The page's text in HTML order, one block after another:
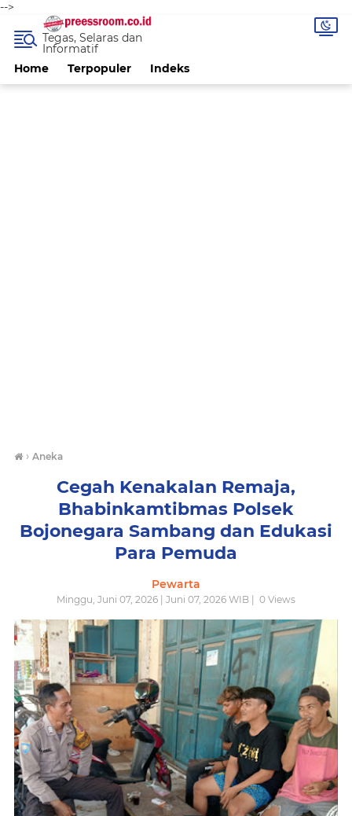
-->
Home Terpopuler Indeks
Tegas, Selaras dan
Informatif
› Aneka
Cegah Kenakalan Remaja,
Bhabinkamtibmas Polsek
Bojonegara Sambang dan Edukasi
Para Pemuda
Pewarta
Minggu, Juni 07, 2026 | Juni 07, 2026 WIB | 0 Views